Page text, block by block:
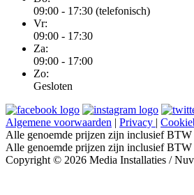
09:00 - 17:30 (telefonisch)
Vr:
09:00 - 17:30
Za:
09:00 - 17:00
Zo:
Gesloten
Algemene voorwaarden | Privacy |
Alle genoemde prijzen zijn inclusief BTW
Alle genoemde prijzen zijn inclusief BTW
Copyright © 2026 Media Installaties /